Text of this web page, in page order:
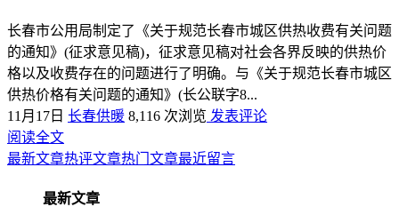
长春市公用局制定了《关于规范长春市城区供热收费有关问题
的通知》(征求意见稿)，征求意见稿对社会各界反映的供热价
格以及收费存在的问题进行了明确。与《关于规范长春市城区
供热价格有关问题的通知》(长公联字8...
11月17日 长春供暖 8,116 次浏览 发表评论
阅读全文
最新文章热评文章热门文章最近留言
最新文章